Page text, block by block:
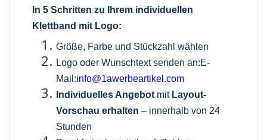
In 5 Schritten zu Ihrem individuellen
Klettband mit Logo:
Größe, Farbe und Stückzahl wählen
Logo oder Wunschtext senden an:E-
Mail:info@1awerbeartikel.com
Individuelles Angebot mit Layout-
Vorschau erhalten – innerhalb von 24
Stunden